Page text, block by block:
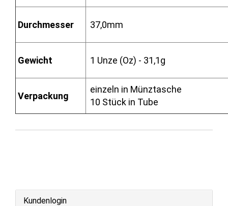
Durchmesser 37,0mm
Gewicht 1 Unze (Oz) - 31,1g
Verpackung
einzeln in Münztasche
10 Stück in Tube
Kundenlogin